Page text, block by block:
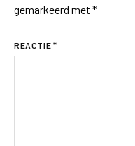
gemarkeerd met *
REACTIE *